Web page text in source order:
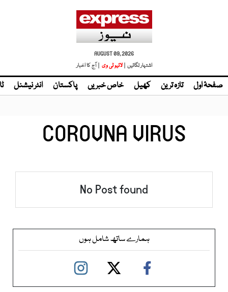
AUGUST 09, 2026
اشتہار لگائیں |
| آج کا اخبار
صفحۂ اول تازہ ترین کھیل خاص خبریں پاکستان انٹر نیشنل
COROVNA VIRUS
No Post found
ہمارے ساتھ شامل ہوں